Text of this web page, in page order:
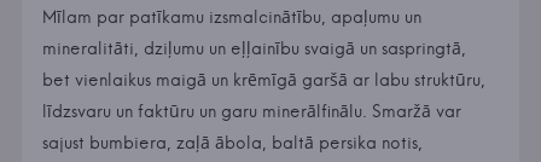
Mīlam par patīkamu izsmalcinātību, apaļumu un
mineralitāti, dziļumu un eļļainību svaigā un saspringtā,
bet vienlaikus maigā un krēmīgā garšā ar labu struktūru,
līdzsvaru un faktūru un garu minerālfinālu. Smaržā var
sajust bumbiera, zaļā ābola, baltā persika notis,